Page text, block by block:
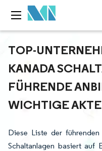
TOP-
KANADA
FÜHRENDE
WICHTIGE
Diese Liste der
Schaltanlagen basiert auf